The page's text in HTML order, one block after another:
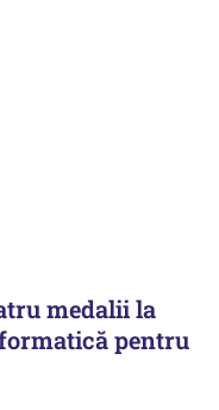
medalii la
pentru